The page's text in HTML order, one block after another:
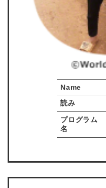
Name
読み
プログラム
名